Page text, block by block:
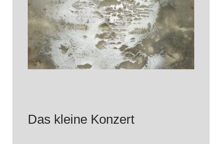
Das kleine Konzert